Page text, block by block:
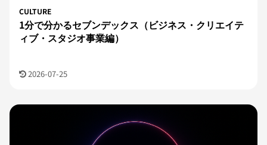
CULTURE
1分で分かるセブンデックス（ビジネス・クリエイテ
ィブ・スタジオ事業編）
2026-07-25